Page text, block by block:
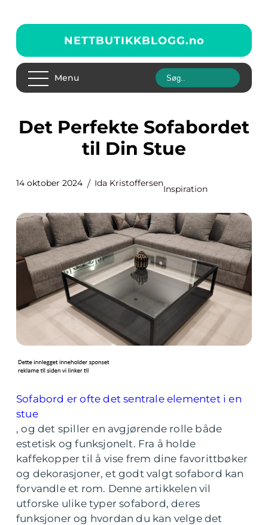
NETTBUTIKKBLOGG.no
Menu
Det Perfekte Sofabordet
til Din Stue
14 oktober 2024 Ida Kristoffersen
Inspiration
Sofabord er ofte det sentrale elementet i en
stue
, og det spiller en avgjørende rolle både
estetisk og funksjonelt. Fra å holde
kaffekopper til å vise frem dine favorittbøker
og dekorasjoner, et godt valgt sofabord kan
forvandle et rom. Denne artikkelen vil
utforske ulike typer sofabord, deres
funksjoner og hvordan du kan velge det